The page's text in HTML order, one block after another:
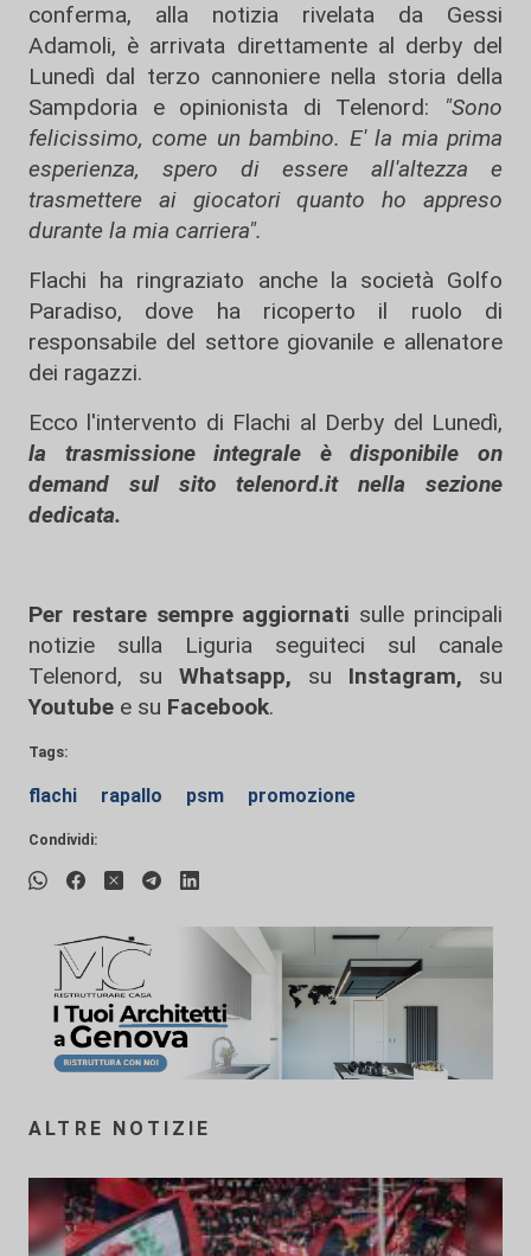
conferma, alla notizia rivelata da Gessi
Adamoli, è arrivata direttamente al derby del
Lunedì dal terzo cannoniere nella storia della
Sampdoria e opinionista di Telenord: "Sono
felicissimo, come un bambino. E' la mia prima
esperienza, spero di essere all'altezza e
trasmettere ai giocatori quanto ho appreso
durante la mia carriera".
Flachi ha ringraziato anche la società Golfo
Paradiso, dove ha ricoperto il ruolo di
responsabile del settore giovanile e allenatore
dei ragazzi.
Ecco l'intervento di Flachi al Derby del Lunedì,
la trasmissione integrale è disponibile on
demand sul sito telenord.it nella sezione
dedicata.
Per restare sempre aggiornati sulle principali
notizie sulla Liguria seguiteci sul canale
Telenord, su
Whatsapp, su Instagram, su
Youtube e su Facebook.
Tags:
flachi rapallo psm promozione
Condividi:
ALTRE NOTIZIE